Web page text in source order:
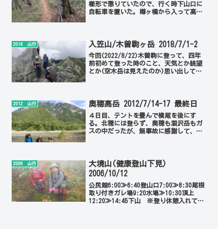
櫛形で懲りていたので、行く時下山口に
自転車を置いた。樽ヶ橋から入って高坪
た。
2018 山行 入笠山/木曽駒ヶ岳 2018/7/1-2
今回(2022/8/22)木曽駒に登って、四年
前初めて登った時のこと、天気とか眺望
とか(空木岳は見えたのか)思い出してみ
にした。初日...
2012 山行 奥穂高岳 2012/7/14-17 最終日
４日目、テントを畳んで横尾を後にす
る。北穂には登らず、奥穂も涸沢岳もガ
スの中だったが、無事故に感謝して、気
へ
2006 山行
大境山(健康登山下見)
2006/10/12
公民館6:00≫6:40登山口7:00≫8:30尾根
取り付きガレ場9:20水場≫10:30頂上
12:20≫14:45下山 ※登り休憩入れて3